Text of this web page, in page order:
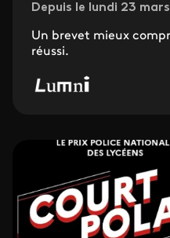
Depuis le lundi 23
Un brevet mieux
réussi.